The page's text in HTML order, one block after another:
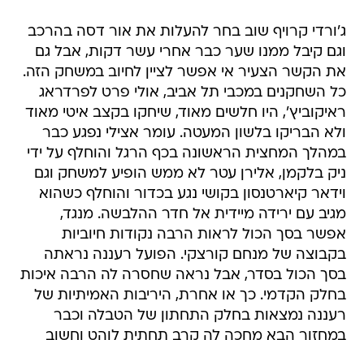
ג'ורדי קרויף שוב בחר להעלות את אור דסה בהרכב
וגם קיבל ממנו שער כבר אחרי עשר דקות, אבל גם
את הקשר הצעיר אי אפשר לציין לחיוב במשחק הזה.
כל השחקנים במכבי תל אביב, אולי פרט לפרדראג
ראיקוביץ', היו חלשים מאוד, שיחקו בקצב איטי מאוד
ולא הבריקו בלשון המעטה. עומר אצילי נפגע כבר
במהלך המחצית הראשונה בכף הרגל והוחלף על ידי
ניק בלקמן, אלירן עטר לא ממש הופיע למשחק וגם
וידאר קיארטנסון בקושי נגע בכדור והוחלף כשהוא
מגיב עם ירידה מיידית אל חדר ההלבשה. מנגד,
אפשר בסך הכול לראות הרבה נקודות חיוביות
בקבוצה של מנחם קורצקי. הפועל רעננה נראתה
בסך הכול בסדר, אבל נראה שחסרה לה הרבה איכות
בחלק הקדמי. כך או אחרת, היריבות האמיתיות של
רעננה נמצאות בחלק התחתון של הטבלה וכבר
במחזור הבא מחכה לה קרב תחתית לוהט וחשוב